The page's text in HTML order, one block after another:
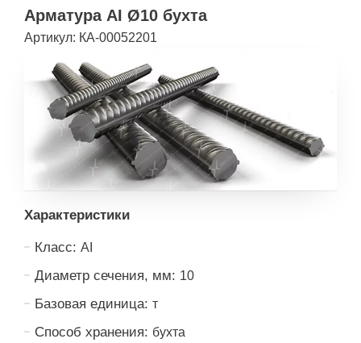
Арматура АI Ø10 бухта
Артикул: КА-00052201
Характеристики
Класс: АI
Диаметр сечения, мм: 10
Базовая единица: т
Способ хранения: бухта